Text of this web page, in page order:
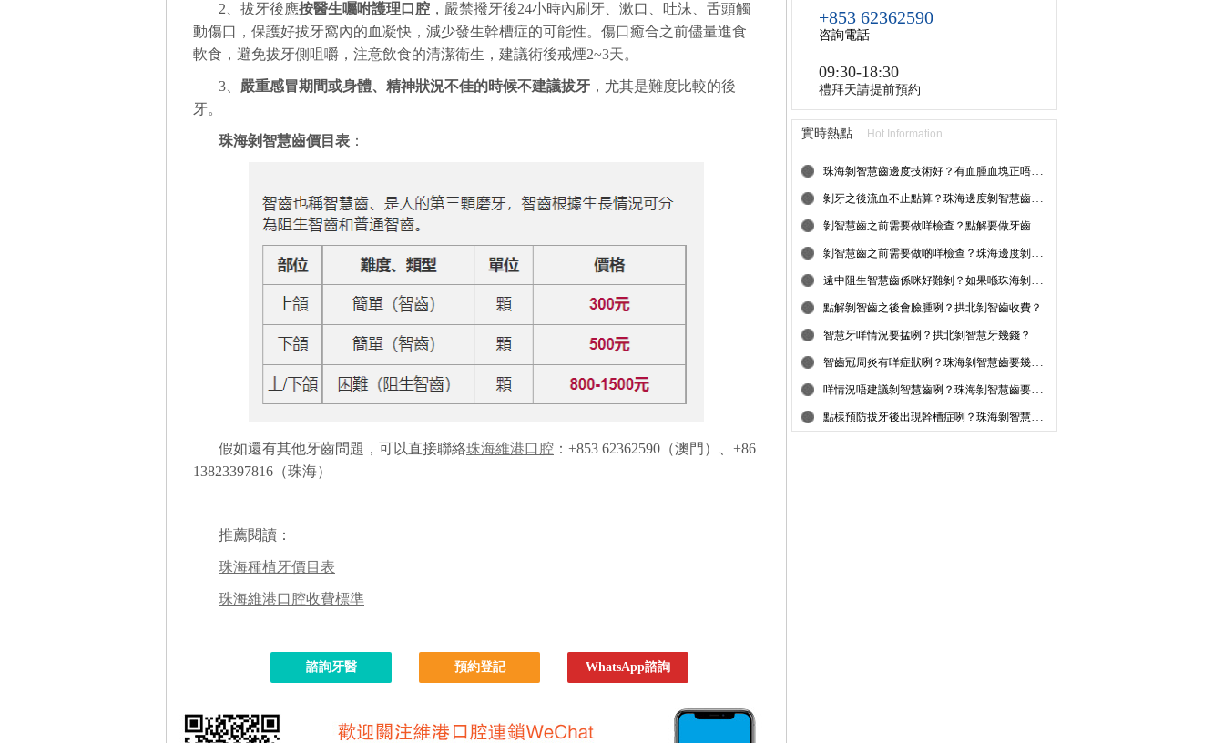
2、拔牙後應按醫生囑咐護理口腔 ，嚴禁撥牙後24小時內刷牙、漱口、吐沫、舌頭觸
動傷口，保護好拔牙窩內的血凝快，減少發生幹槽症的可能性。傷口癒合之前儘量進食
軟食，避免拔牙側咀嚼，注意飲食的清潔衛生，建議術後戒煙2~3天。
3、 嚴重感冒期間或身體、精神狀況不佳的時候不建議拔牙 ，尤其是難度比較的後
牙。
珠海剝智慧齒價目表 ：
假如還有其他牙齒問題，可以直接聯絡珠海維港口腔 ：+853 62362590（澳門）、+86
13823397816（珠海）
推薦閱讀：
珠海種植牙價目表
珠海維港口腔收費標準
諮詢牙醫 預約登記 WhatsApp諮詢
+853 62362590
咨詢電話
09:30-18:30
禮拜天請提前預約
實時熱點 Hot Information
珠海剝智慧齒邊度技術好？有血腫血塊正唔正常？
剝牙之後流血不止點算？珠海邊度剝智慧齒比較好？價錢係幾多？
剝智慧齒之前需要做咩檢查？點解要做牙齒檢查？
剝智慧齒之前需要做啲咩檢查？珠海邊度剝牙好？
遠中阻生智慧齒係咪好難剝？如果喺珠海剝牙需要幾多錢？
點解剝智齒之後會臉腫咧？拱北剝智齒收費？
智慧牙咩情況要掹咧？拱北剝智慧牙幾錢？
智齒冠周炎有咩症狀咧？珠海剝智慧齒要幾錢咧？
咩情況唔建議剝智慧齒咧？珠海剝智慧齒要幾錢咧？
點樣預防拔牙後出現幹槽症咧？珠海剝智慧齒要幾錢咧？